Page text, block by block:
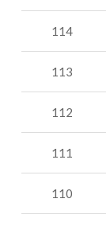
114
113
112
111
110